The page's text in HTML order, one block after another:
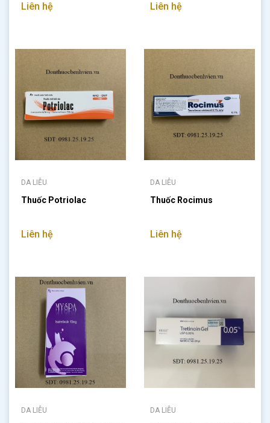
Liên hệ Liên hệ
DA LIỄU
Thuốc Potriolac
Liên hệ
DA LIỄU
Thuốc Rocimus
Liên hệ
DA LIỄU DA LIỄU